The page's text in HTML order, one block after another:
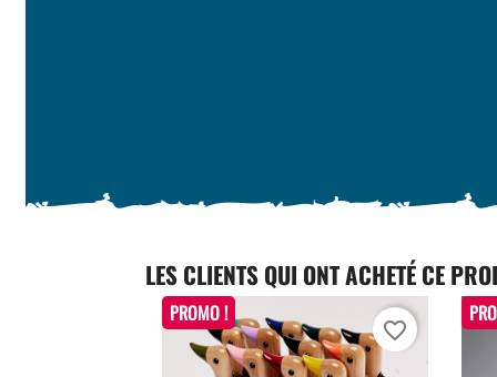
LES CLIENTS QUI ONT ACHETÉ CE
PROMO !
favorite_border